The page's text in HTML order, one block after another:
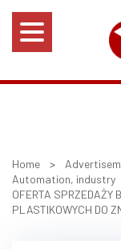
Home >
Automation, industry
OFERTA SPRZEDAŻY
PLASTIKOWYCH DO